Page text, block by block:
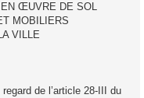
ŒUVRE DE SOL
MOBILIERS
VILLE
de l’article 28-III du